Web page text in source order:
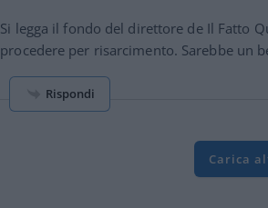
Si legga il fondo del direttore de Il Fatto
procedere per risarcimento. Sarebbe un
Rispondi
Carica